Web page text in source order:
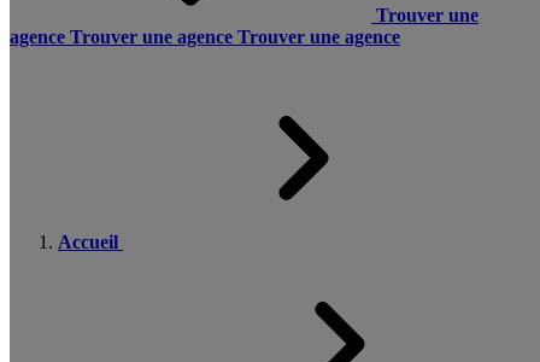
Trouver une
agence Trouver une agence Trouver une agence
Accueil